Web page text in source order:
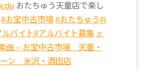
おたちゅう天童店で楽し
#お宝中古市場 #おたちゅう#i
ルバイト#アルバイト募集 ♬
曲 – お宝中古市場 天童・
ン 米沢・酒田店